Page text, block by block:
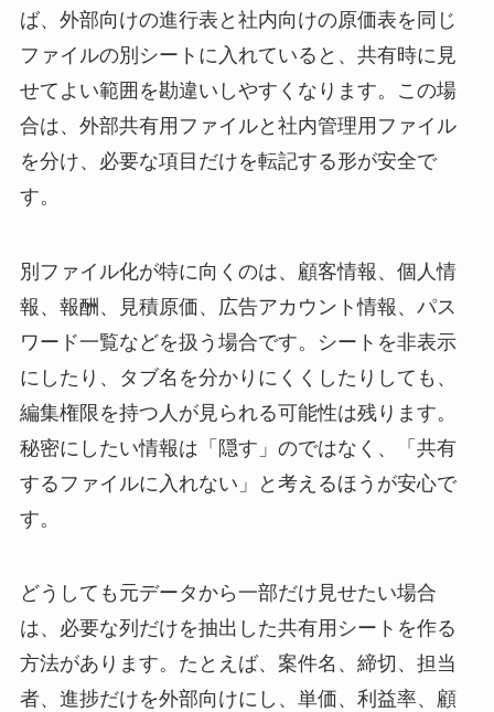
ば、外部向けの進行表と社内向けの原価表を同じ
ファイルの別シートに入れていると、共有時に見
せてよい範囲を勘違いしやすくなります。この場
合は、外部共有用ファイルと社内管理用ファイル
を分け、必要な項目だけを転記する形が安全で
す。
別ファイル化が特に向くのは、顧客情報、個人情
報、報酬、見積原価、広告アカウント情報、パス
ワード一覧などを扱う場合です。シートを非表示
にしたり、タブ名を分かりにくくしたりしても、
編集権限を持つ人が見られる可能性は残ります。
秘密にしたい情報は「隠す」のではなく、「共有
するファイルに入れない」と考えるほうが安心で
す。
どうしても元データから一部だけ見せたい場合
は、必要な列だけを抽出した共有用シートを作る
方法があります。たとえば、案件名、締切、担当
者、進捗だけを外部向けにし、単価、利益率、顧